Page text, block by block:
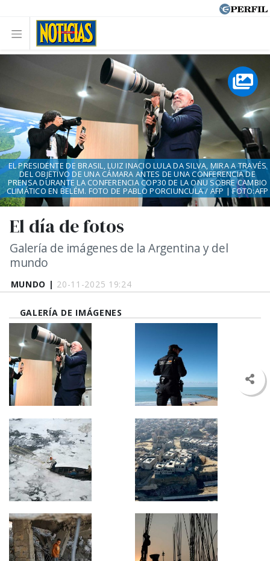
MUNDO | 20-11-2025 19:24
El día de fotos
Galería de imágenes de la Argentina y del
mundo
EL PRESIDENTE DE BRASIL, LUIZ INACIO LULA DA SILVA, MIRA A TRAVÉS
DEL OBJETIVO DE UNA CÁMARA ANTES DE UNA CONFERENCIA DE
PRENSA DURANTE LA CONFERENCIA COP30 DE LA ONU SOBRE CAMBIO
CLIMÁTICO EN BELÉM. FOTO DE PABLO PORCIUNCULA / AFP | FOTO:AFP
GALERÍA DE IMÁGENES